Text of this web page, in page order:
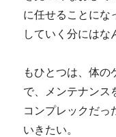
に任せることにな
していく分にはな
もひとつは、体
で、メンテナンス
コンプレックだっ
いきたい。